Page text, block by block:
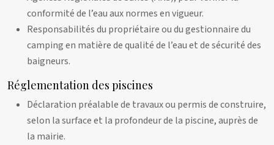
conformité de l’eau aux normes en vigueur.
Responsabilités du propriétaire ou du gestionnaire du
camping en matière de qualité de l’eau et de sécurité des
baigneurs.
Réglementation des piscines
Déclaration préalable de travaux ou permis de construire,
selon la surface et la profondeur de la piscine, auprès de
la mairie.